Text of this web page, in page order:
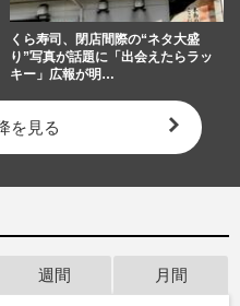
くら寿司、閉店間際の“ネタ大盛
り”写真が話題に「出会えたらラッ
キー」広報が明…
を見る
週間 月間